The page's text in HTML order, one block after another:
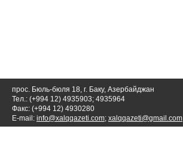
прос. Бюль-бюля 18, г. Баку, Азербайджан
Тел.: (+994 12) 4935903; 4935964
Факс: (+994 12) 4930280
E-mail: info@xalqqazeti.com; xalqqazeti@gmail.com